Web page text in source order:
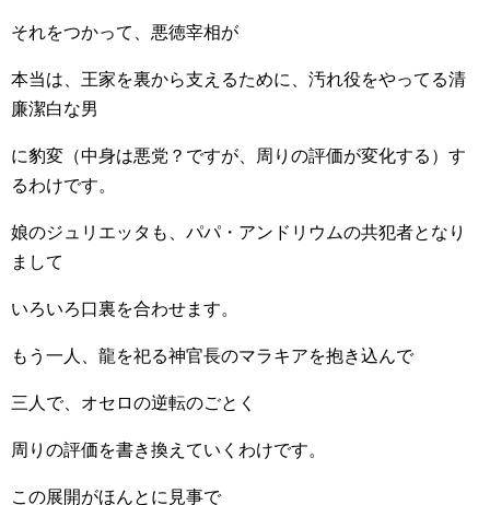
それをつかって、悪徳宰相が
本当は、王家を裏から支えるために、汚れ役をやってる清
廉潔白な男
に豹変（中身は悪党？ですが、周りの評価が変化する）す
るわけです。
娘のジュリエッタも、パパ・アンドリウムの共犯者となり
まして
いろいろ口裏を合わせます。
もう一人、龍を祀る神官長のマラキアを抱き込んで
三人で、オセロの逆転のごとく
周りの評価を書き換えていくわけです。
この展開がほんとに見事で